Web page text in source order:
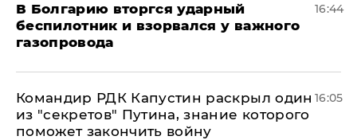
В Болгарию вторгся ударный
беспилотник и взорвался у важного
газопровода
16:44
Командир РДК Капустин раскрыл один
из "секретов" Путина, знание которого
поможет закончить войну
16:05